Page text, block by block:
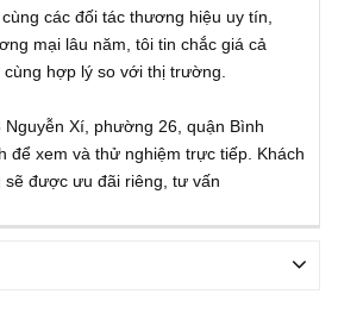
các đối tác thương hiệu uy tín,
mại lâu năm, tôi tin chắc giá cả
hợp lý so với thị trường.
Xí, phường 26, quận Bình
để xem và thử nghiệm trực tiếp. Khách
được ưu đãi riêng, tư vấn